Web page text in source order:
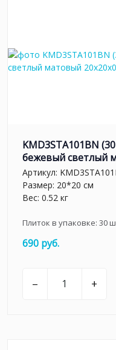
KMD3STA101BN
бежевый светлый
Артикул:
Размер: 20*20 см
Вес: 0.52 кг
Плиток в упаковке: 30
690 руб.
– +